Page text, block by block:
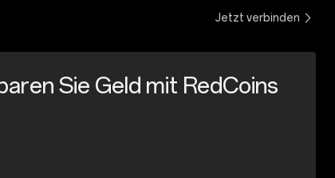
Jetzt verbinden
Sie Geld mit RedCoins